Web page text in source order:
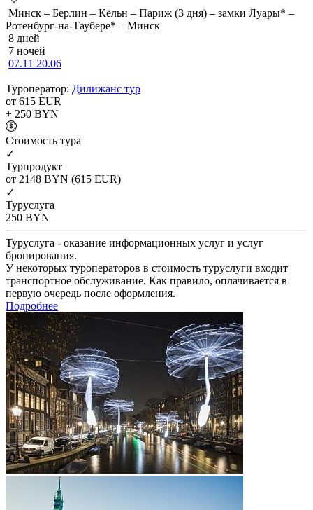
Минск – Берлин – Кёльн – Париж (3 дня) – замки Луары* –
Ротенбург-на-Таубере* – Минск
8 дней
7 ночей
07.11 20.06
Туроператор: Дилижанс тур
от 615 EUR
+ 250 BYN
Cтоимость тура
✓
Турпродукт
от 2148 BYN (615 EUR)
✓
Туруслуга
250 BYN
Туруслуга - оказание информационных услуг и услуг
бронирования.
У некоторых туроператоров в стоимость туруслуги входит
транспортное обслуживание. Как правило, оплачивается в
первую очередь после оформления.
Подробнее